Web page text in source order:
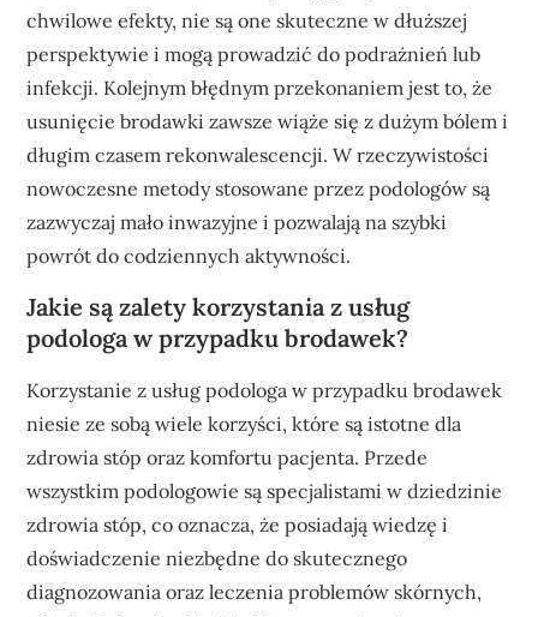
chwilowe efekty, nie są one skuteczne w dłuższej
perspektywie i mogą prowadzić do podrażnień lub
infekcji. Kolejnym błędnym przekonaniem jest to, że
usunięcie brodawki zawsze wiąże się z dużym bólem i
długim czasem rekonwalescencji. W rzeczywistości
nowoczesne metody stosowane przez podologów są
zazwyczaj mało inwazyjne i pozwalają na szybki
powrót do codziennych aktywności.
Jakie są zalety korzystania z usług
podologa w przypadku brodawek?
Korzystanie z usług podologa w przypadku brodawek
niesie ze sobą wiele korzyści, które są istotne dla
zdrowia stóp oraz komfortu pacjenta. Przede
wszystkim podologowie są specjalistami w dziedzinie
zdrowia stóp, co oznacza, że posiadają wiedzę i
doświadczenie niezbędne do skutecznego
diagnozowania oraz leczenia problemów skórnych,